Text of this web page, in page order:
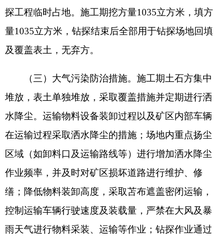
《大气污染物综合排放标准》（GB16297-1996）表
2中无组织排放监控浓度限值。
（四）严格落实水污染防治措施。施工期钻探
污水排至化粪池，经地埋式一体化污水处理设施处
理，出水满足《农村生活污水处理排放标准》
（DB654275-2019）表2中B级要求，用于生活区绿
污染控制标准》（GB18597-2023）及《环境影响评
价技术导则地下水环境》（HJ610-2016）等相关要
求，落实分区防渗措施。临时道路等其他区域采用
一般地面硬化。
（五）严格落实噪声污染防治措施。施工期应